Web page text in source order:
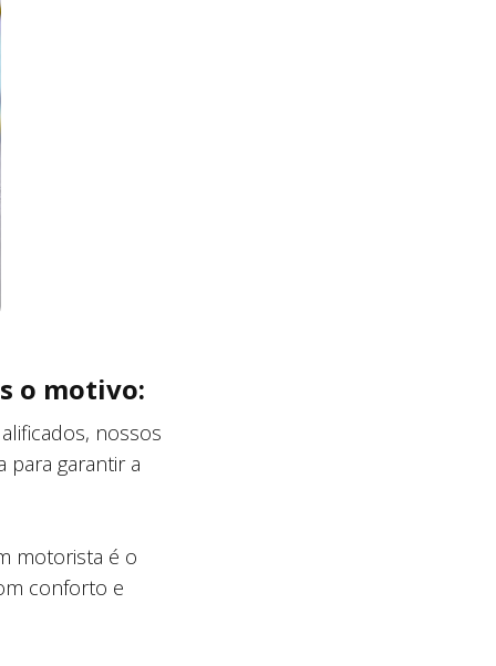
o motivo:
nossos
para garantir a
motorista é o
conforto e